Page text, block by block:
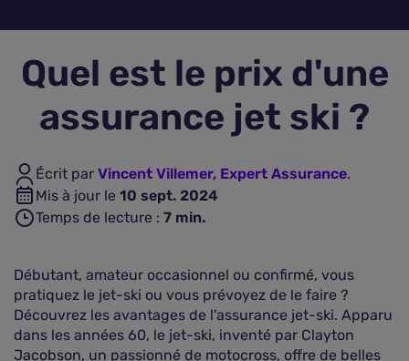
Assurance Animaux
Assurance vie
Plus d'assurances
Quel est le prix d'une
assurance jet ski ?
Écrit par Vincent Villemer, Expert Assurance.
Mis à jour le 10 sept. 2024
Temps de lecture : 7 min.
Débutant, amateur occasionnel ou confirmé, vous
pratiquez le jet-ski ou vous prévoyez de le faire ?
Découvrez les avantages de l'assurance jet-ski. Apparu
dans les années 60, le jet-ski, inventé par Clayton
Jacobson, un passionné de motocross, offre de belles